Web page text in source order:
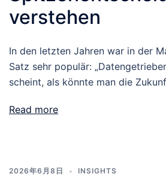
verstehen
In den letzten Jahren war in der
Satz sehr populär:
scheint, als könnte man die
Read more
2026年6月8日 INSIGHTS